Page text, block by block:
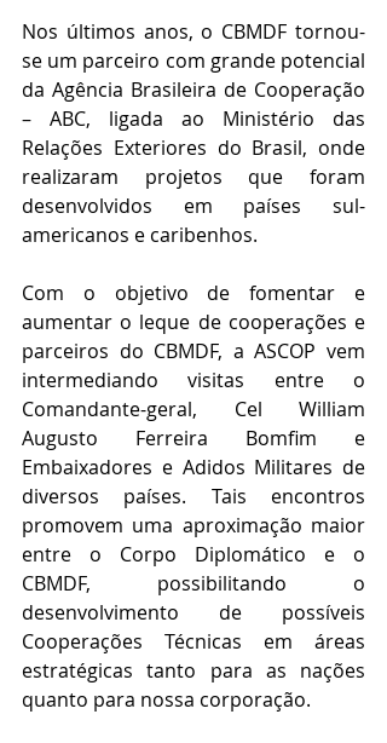
Nos últimos anos, o CBMDF tornou-
se um parceiro com grande potencial
da Agência Brasileira de Cooperação
– ABC, ligada ao Ministério das
Relações Exteriores do Brasil, onde
realizaram projetos que foram
desenvolvidos em países sul-
americanos e caribenhos.
Com o objetivo de fomentar e
aumentar o leque de cooperações e
parceiros do CBMDF, a ASCOP vem
intermediando visitas entre o
Comandante-geral, Cel William
Augusto Ferreira Bomfim e
Embaixadores e Adidos Militares de
diversos países. Tais encontros
promovem uma aproximação maior
entre o Corpo Diplomático e o
CBMDF, possibilitando o
desenvolvimento de possíveis
Cooperações Técnicas em áreas
estratégicas tanto para as nações
quanto para nossa corporação.